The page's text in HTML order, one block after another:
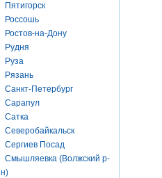
Пятигорск
Россошь
Ростов-на-Дону
Рудня
Руза
Рязань
Санкт-Петербург
Сарапул
Сатка
Северобайкальск
Сергиев Посад
Смышляевка (Волжский р-
н)